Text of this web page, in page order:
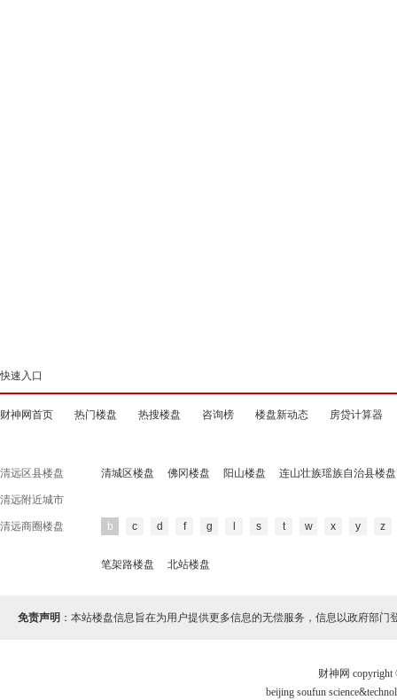
快速入口
财神网首页 热门楼盘 热搜楼盘 咨询榜 楼盘新动态 房贷计算器
清远区县楼盘 清城区楼盘 佛冈楼盘 阳山楼盘 连山壮族瑶族自治县楼盘
清远附近城市
清远商圈楼盘 b c d f g s t w x y z
笔架路楼盘 北站楼盘
免责声明 ：本站楼盘信息旨在为用户提供更多信息的无偿服务，信息以政府部门
财神网
beijing soufun